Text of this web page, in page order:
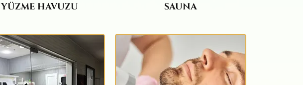
YÜZME HAVUZU SAUNA